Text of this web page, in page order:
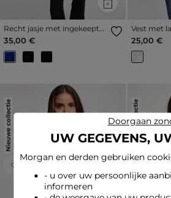
Recht jasje met ingekeepte
kraag bleu electrique vrouw
35,00 €
Vest met
ivoor vrouw
25,00 €
Nieuwe collectie
Previous
Nieuwe collectie
UW GEGEVENS,
Morgan en derden gebruiken
- u over uw persoonlijke
informeren
Doorgaan